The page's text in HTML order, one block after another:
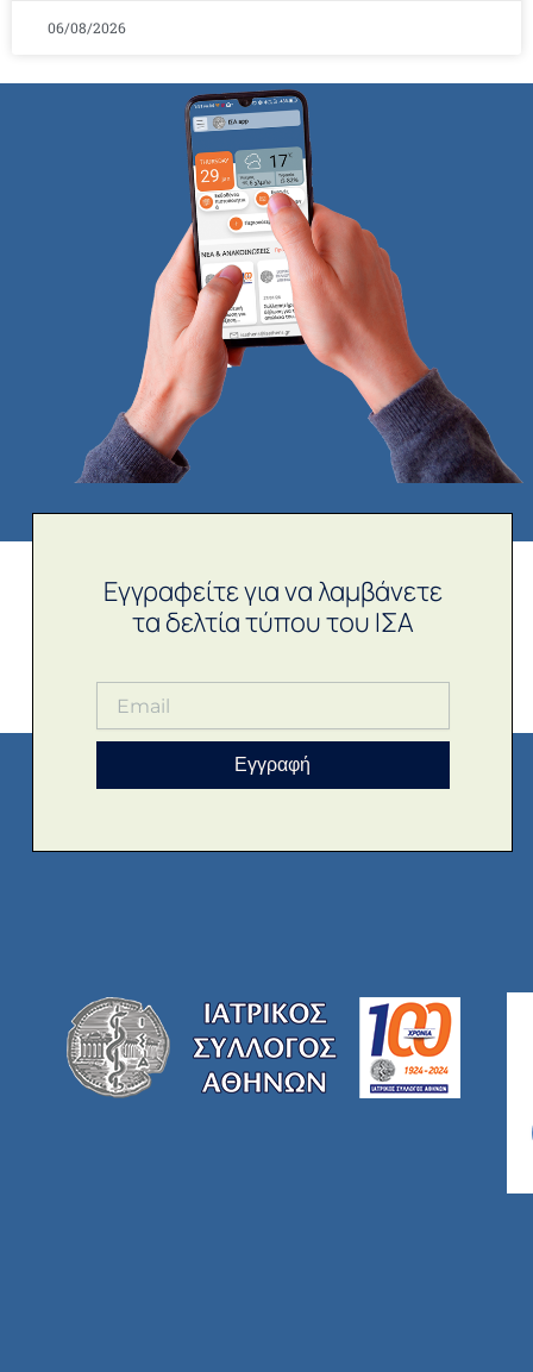
06/08/2026
Εγγραφείτε για να λαμβάνετε
τα δελτία τύπου του ΙΣΑ
Εγγραφή